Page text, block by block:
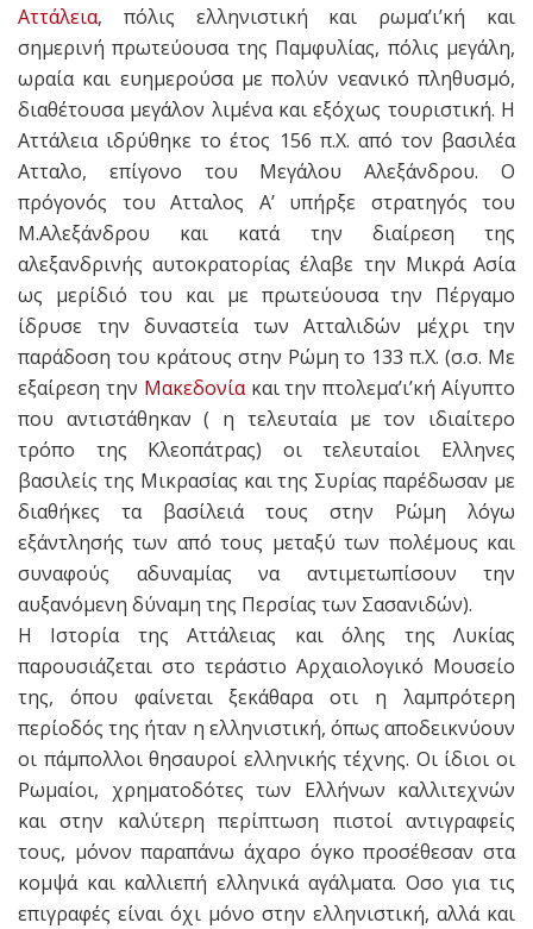
Αττάλεια, πόλις ελληνιστική και ρωμα’ι’κή και
σημερινή πρωτεύουσα της Παμφυλίας, πόλις μεγάλη,
ωραία και ευημερούσα με πολύν νεανικό πληθυσμό,
διαθέτουσα μεγάλον λιμένα και εξόχως τουριστική. Η
Αττάλεια ιδρύθηκε το έτος 156 π.Χ. από τον βασιλέα
Ατταλο, επίγονο του Μεγάλου Αλεξάνδρου. Ο
πρόγονός του Ατταλος Α’ υπήρξε στρατηγός του
Μ.Αλεξάνδρου και κατά την διαίρεση της
αλεξανδρινής αυτοκρατορίας έλαβε την Μικρά Ασία
ως μερίδιό του και με πρωτεύουσα την Πέργαμο
ίδρυσε την δυναστεία των Ατταλιδών μέχρι την
παράδοση του κράτους στην Ρώμη το 133 π.Χ. (σ.σ. Με
εξαίρεση την Μακεδονίακαι την πτολεμα’ι’κή Αίγυπτο
που αντιστάθηκαν ( η τελευταία με τον ιδιαίτερο
τρόπο της Κλεοπάτρας) οι τελευταίοι Ελληνες
βασιλείς της Μικρασίας και της Συρίας παρέδωσαν με
διαθήκες τα βασίλειά τους στην Ρώμη λόγω
εξάντλησής των από τους μεταξύ των πολέμους και
συναφούς αδυναμίας να αντιμετωπίσουν την
αυξανόμενη δύναμη της Περσίας των Σασανιδών).
Η Ιστορία της Αττάλειας και όλης της Λυκίας
παρουσιάζεται στο τεράστιο Αρχαιολογικό Μουσείο
της, όπου φαίνεται ξεκάθαρα οτι η λαμπρότερη
περίοδός της ήταν η ελληνιστική, όπως αποδεικνύουν
οι πάμπολλοι θησαυροί ελληνικής τέχνης. Οι ίδιοι οι
Ρωμαίοι, χρηματοδότες των Ελλήνων καλλιτεχνών
και στην καλύτερη περίπτωση πιστοί αντιγραφείς
τους, μόνον παραπάνω άχαρο όγκο προσέθεσαν στα
κομψά και καλλιεπή ελληνικά αγάλματα. Οσο για τις
επιγραφές είναι όχι μόνο στην ελληνιστική, αλλά και